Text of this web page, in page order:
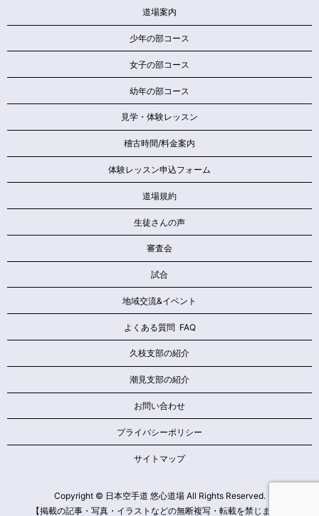
道場案内
少年の部コース
女子の部コース
幼年の部コース
見学・体験レッスン
稽古時間/料金案内
体験レッスン申込フォーム
道場規約
生徒さんの声
審査会
試合
地域交流&イベント
よくある質問 FAQ
久枝支部の紹介
潮見支部の紹介
お問い合わせ
プライバシーポリシー
サイトマップ
Copyright © 日本空手道 悠心道場 All Rights Reserved.
【掲載の記事・写真・イラストなどの無断複写・転載を禁じます】